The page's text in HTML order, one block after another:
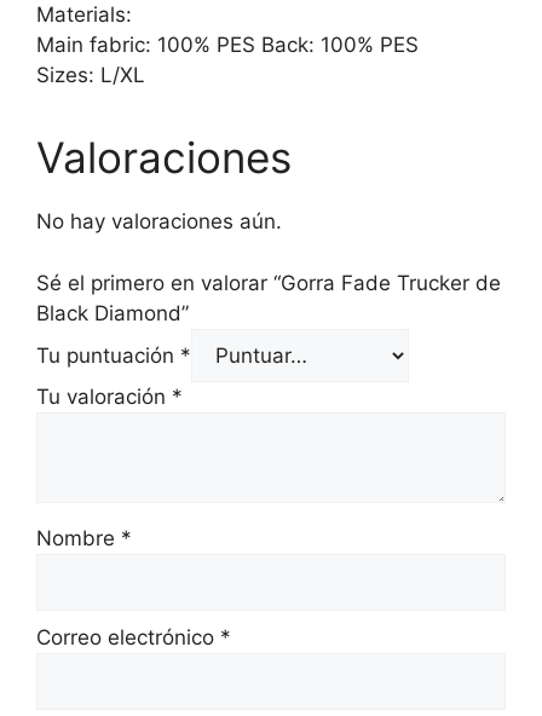
Materials:
Main fabric: 100% PES Back: 100% PES
Sizes: L/XL
Valoraciones
No hay valoraciones aún.
Sé el primero en valorar “Gorra Fade Trucker de
Black Diamond”
Tu puntuación *
Tu valoración *
Nombre *
Correo electrónico *